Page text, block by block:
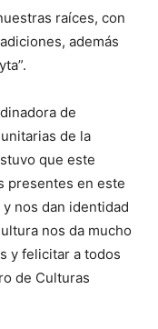
raíces, con
además
de
de la
que este
presentes en este
nos dan identidad
nos da mucho
y felicitar a todos
de Culturas